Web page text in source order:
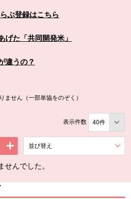
ぶ登録はこちら
げた「共同開発米」
違うの？
せん（一部単協をのぞく）
表示件数
並び替え
せんでした。